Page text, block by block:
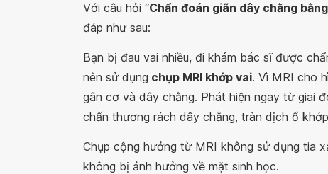
Với câu hỏi “Chẩn đoán giãn dây chằng
đáp như sau:
Bạn bị đau vai nhiều, đi khám bác sĩ được
nên sử dụng chụp MRI khớp vai. Vì MRI cho
gân cơ và dây chằng. Phát hiện ngay từ giai
chấn thương rách dây chằng, tràn dịch ổ
Chụp cộng hưởng từ MRI không sử dụng tia
không bị ảnh hưởng về mặt sinh học.